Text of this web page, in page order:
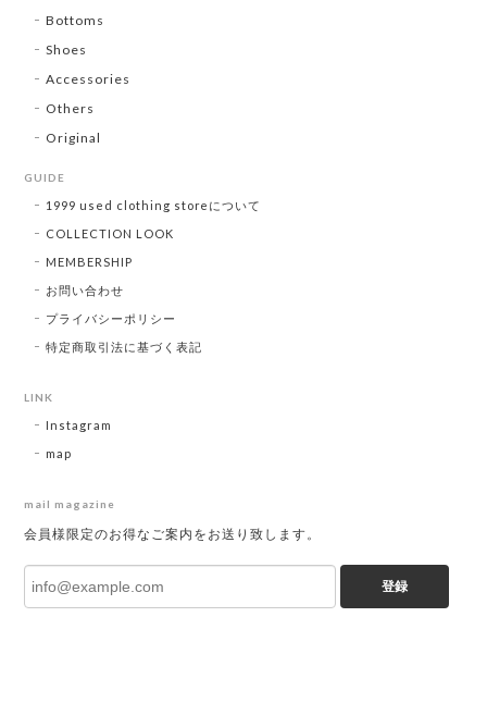
Bottoms
Shoes
Accessories
Others
Original
GUIDE
1999 used clothing storeについて
COLLECTION LOOK
MEMBERSHIP
お問い合わせ
プライバシーポリシー
特定商取引法に基づく表記
LINK
Instagram
map
mail magazine
会員様限定のお得なご案内をお送り致します。
登録